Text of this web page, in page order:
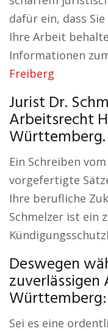
dafür ein, dass
Ihre Arbeit
Informationen
Freiberg
Jurist Dr.
Arbeitsrecht
Württemberg.
Ein Schreiben
vorgefertigte
Ihre berufliche
Schmelzer ist ein
Deswegen
Württemberg:
Sei es eine